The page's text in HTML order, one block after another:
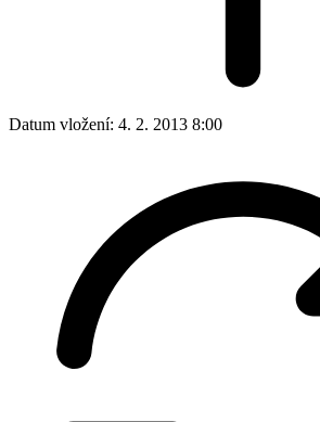
Datum vložení: 4. 2. 2013 8:00